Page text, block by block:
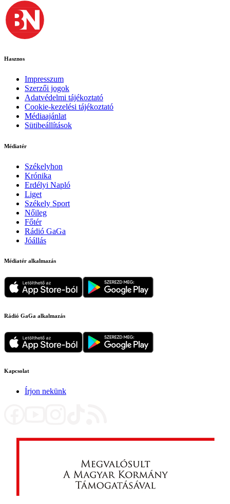
Hasznos
Impresszum
Szerzői jogok
Adatvédelmi tájékoztató
Cookie-kezelési tájékoztató
Médiaajánlat
Sütibeállítások
Médiatér
Székelyhon
Krónika
Erdélyi Napló
Liget
Székely Sport
Nőileg
Főtér
Rádió GaGa
Jóállás
Médiatér alkalmazás
Rádió GaGa alkalmazás
Kapcsolat
Írjon nekünk